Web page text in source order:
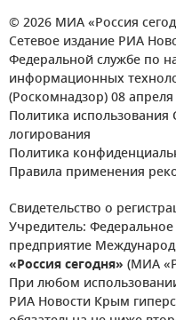
© 2026 МИА «Россия
Сетевое издание РИА
Федеральной службе по
информационных
(Роскомнадзор) 08 апреля
Политика использования
логирования
Политика
Правила применения
Свидетельство о
Учредитель:
предприятие
«Россия сегодня» (МИА
При любом
РИА Новости Крым